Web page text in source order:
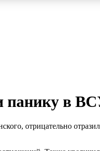
панику в
отрицательно